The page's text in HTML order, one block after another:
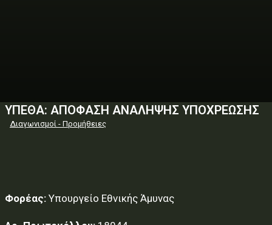
ΥΠΕΘΑ: ΑΠΟΦΑΣΗ ΑΝΑΛΗΨΗΣ ΥΠΟΧΡΕΩΣΗΣ
Διαγωνισμοί - Προμήθειες
Φορέας: Υπουργείο Εθνικής Άμυνας